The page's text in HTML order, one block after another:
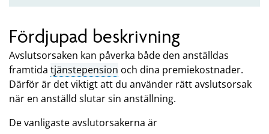
Fördjupad beskrivning
Avslutsorsaken kan påverka både den anställdas
framtida tjänstepension och dina premiekostnader.
Därför är det viktigt att du använder rätt avslutsorsak
när en anställd slutar sin anställning.
De vanligaste avslutorsakerna är